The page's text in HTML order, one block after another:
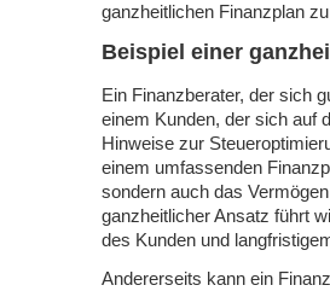
ganzheitlichen Finanzplan
Beispiel einer
Ein Finanzberater, der sich
einem Kunden, der sich auf
Hinweise zur
einem umfassenden
sondern auch das
ganzheitlicher Ansatz führt
des Kunden und
Andererseits kann ein